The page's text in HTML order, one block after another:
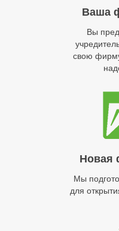
Ваша
Вы
свою
Новая
Мы
для